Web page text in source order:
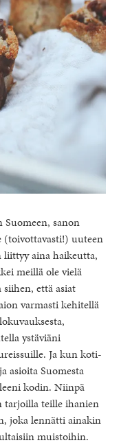
sanon
(toivottavasti!) uuteen
aina haikeutta,
meillä ole vielä
että asiat
varmasti kehitellä
ystäviäni
Ja kun koti-
asioita Suomesta
kodin. Niinpä
teille ihanien
joka lennätti ainakin
muistoihin.